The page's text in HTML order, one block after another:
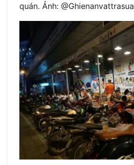
quán. Ảnh: @Ghienanvattrasua